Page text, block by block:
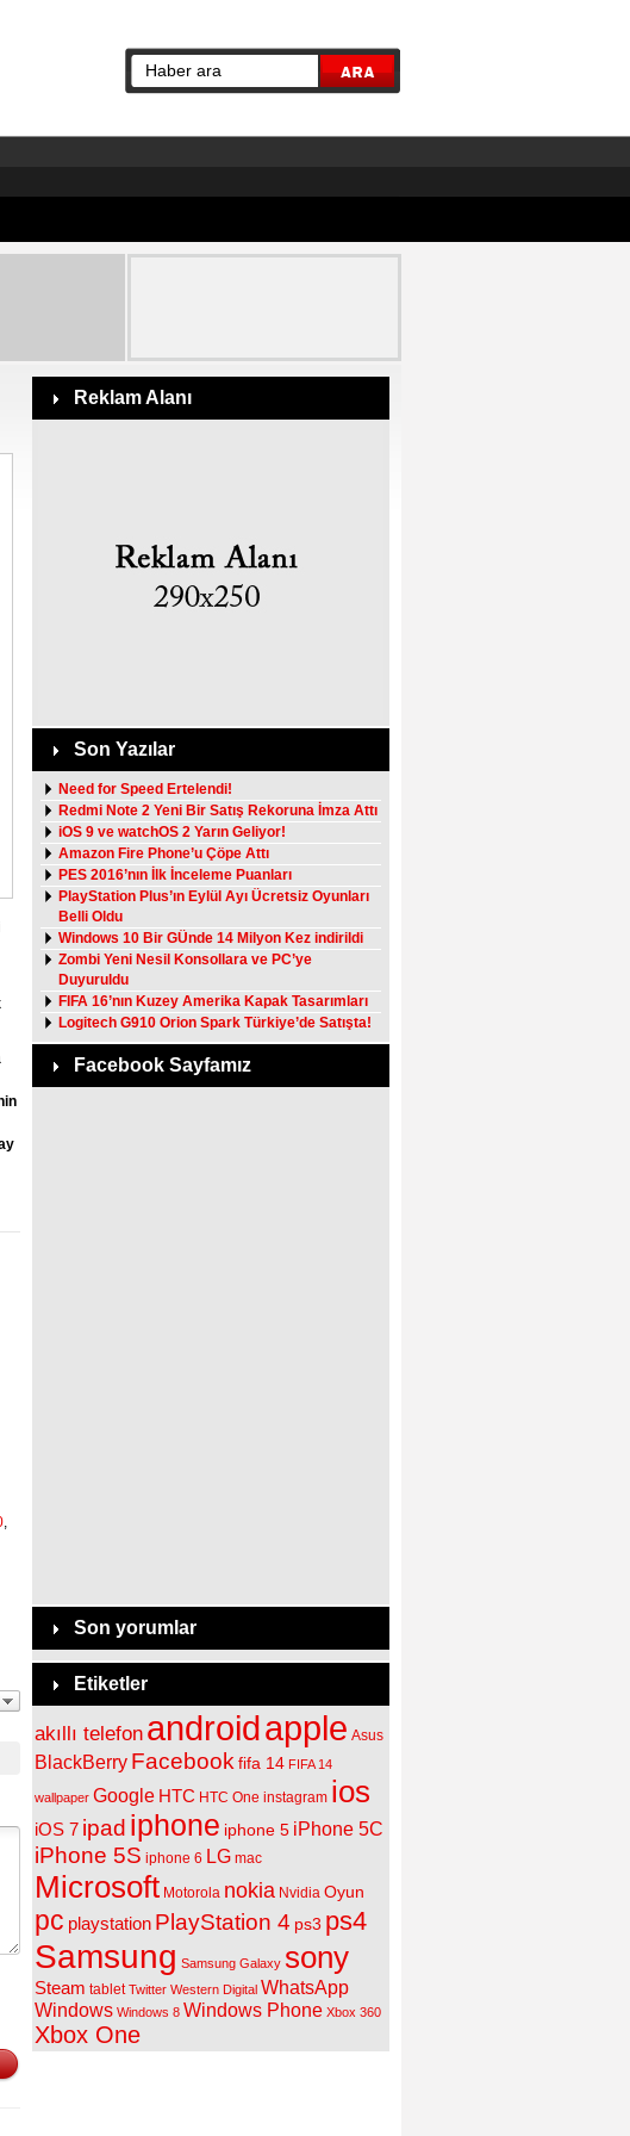
,
Reklam Alanı
Son Yazılar
Need for Speed Ertelendi!
Redmi Note 2 Yeni Bir Satış Rekoruna İmza Attı
iOS 9 ve watchOS 2 Yarın Geliyor!
Amazon Fire Phone’u Çöpe Attı
PES 2016’nın İlk İnceleme Puanları
PlayStation Plus’ın Eylül Ayı Ücretsiz Oyunları
Belli Oldu
Windows 10 Bir GÜnde 14 Milyon Kez indirildi
Zombi Yeni Nesil Konsollara ve PC’ye
Duyuruldu
FIFA 16’nın Kuzey Amerika Kapak Tasarımları
Logitech G910 Orion Spark Türkiye’de Satışta!
Facebook Sayfamız
Son yorumlar
Etiketler
akıllı telefon androidapple Asus
BlackBerry Facebook fifa 14 FIFA 14
wallpaper Google HTC HTC One instagram ios
iOS 7 ipad iphone iphone 5 iPhone 5C
iPhone 5S iphone 6 LG mac
Microsoft Motorola nokia Nvidia Oyun
pc playstation PlayStation 4 ps3 ps4
Samsung Samsung Galaxy sony
Steam tablet Twitter Western Digital WhatsApp
Windows Windows 8 Windows Phone Xbox 360
Xbox One